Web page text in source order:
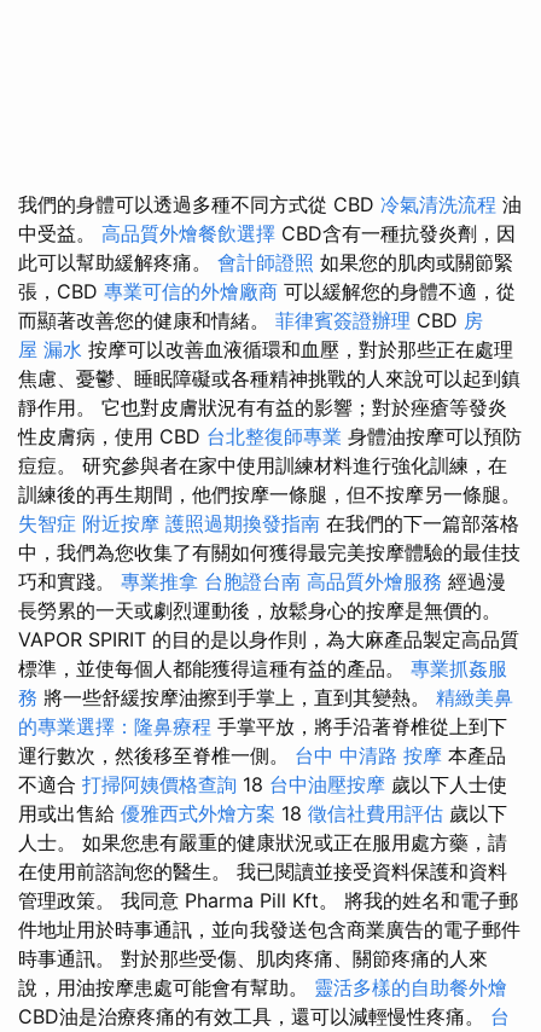
我們的身體可以透過多種不同方式從 CBD 冷氣清洗流程 油
中受益。 高品質外燴餐飲選擇 CBD含有一種抗發炎劑，因
此可以幫助緩解疼痛。 會計師證照 如果您的肌肉或關節緊
張，CBD 專業可信的外燴廠商 可以緩解您的身體不適，從
而顯著改善您的健康和情緒。 菲律賓簽證辦理 CBD 房
屋 漏水 按摩可以改善血液循環和血壓，對於那些正在處理
焦慮、憂鬱、睡眠障礙或各種精神挑戰的人來說可以起到鎮
靜作用。 它也對皮膚狀況有有益的影響；對於痤瘡等發炎
性皮膚病，使用 CBD 台北整復師專業 身體油按摩可以預防
痘痘。 研究參與者在家中使用訓練材料進行強化訓練，在
訓練後的再生期間，他們按摩一條腿，但不按摩另一條腿。
失智症 附近按摩 護照過期換發指南 在我們的下一篇部落格
中，我們為您收集了有關如何獲得最完美按摩體驗的最佳技
巧和實踐。 專業推拿 台胞證台南 高品質外燴服務 經過漫
長勞累的一天或劇烈運動後，放鬆身心的按摩是無價的。
VAPOR SPIRIT 的目的是以身作則，為大麻產品製定高品質
標準，並使每個人都能獲得這種有益的產品。 專業抓姦服
務 將一些舒緩按摩油擦到手掌上，直到其變熱。 精緻美鼻
的專業選擇：隆鼻療程 手掌平放，將手沿著脊椎從上到下
運行數次，然後移至脊椎一側。 台中 中清路 按摩 本產品
不適合 打掃阿姨價格查詢 18 台中油壓按摩 歲以下人士使
用或出售給 優雅西式外燴方案 18 徵信社費用評估 歲以下
人士。 如果您患有嚴重的健康狀況或正在服用處方藥，請
在使用前諮詢您的醫生。 我已閱讀並接受資料保護和資料
管理政策。 我同意 Pharma Pill Kft。 將我的姓名和電子郵
件地址用於時事通訊，並向我發送包含商業廣告的電子郵件
時事通訊。 對於那些受傷、肌肉疼痛、關節疼痛的人來
說，用油按摩患處可能會有幫助。 靈活多樣的自助餐外燴
CBD油是治療疼痛的有效工具，還可以減輕慢性疼痛。 台